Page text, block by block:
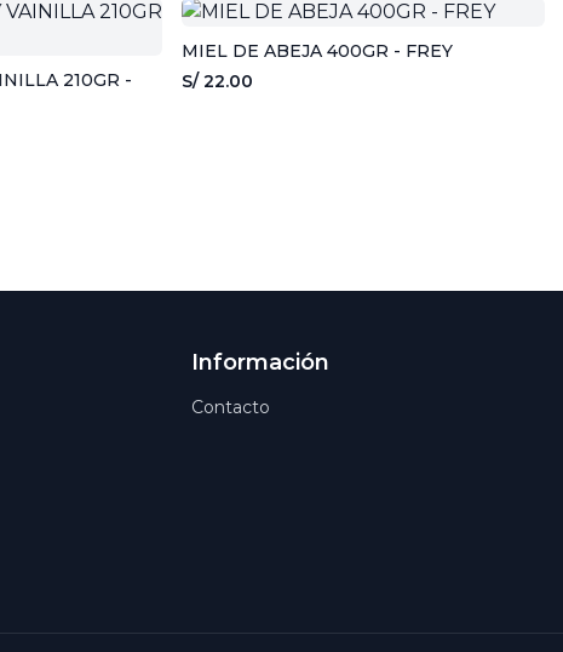
210GR -
MIEL DE ABEJA 400GR - FREY
S/ 22.00
Información
Contacto